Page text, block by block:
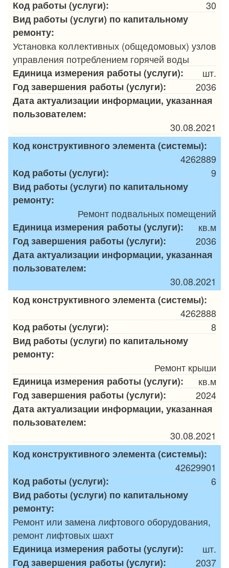
Код работы (услуги):
30
Вид работы (услуги) по капитальному
ремонту:
Установка коллективных (общедомовых) узлов
управления потреблением горячей воды
Единица измерения работы (услуги):
шт.
Год завершения работы (услуги):
2036
Дата актуализации информации, указанная
пользователем:
30.08.2021
Код конструктивного элемента (системы):
4262889
Код работы (услуги):
9
Вид работы (услуги) по капитальному
ремонту:
Ремонт подвальных помещений
Единица измерения работы (услуги):
кв.м
Год завершения работы (услуги):
2036
Дата актуализации информации, указанная
пользователем:
30.08.2021
Код конструктивного элемента (системы):
4262888
Код работы (услуги):
8
Вид работы (услуги) по капитальному
ремонту:
Ремонт крыши
Единица измерения работы (услуги):
кв.м
Год завершения работы (услуги):
2024
Дата актуализации информации, указанная
пользователем:
30.08.2021
Код конструктивного элемента (системы):
42629901
Код работы (услуги):
6
Вид работы (услуги) по капитальному
ремонту:
Ремонт или замена лифтового оборудования,
ремонт лифтовых шахт
Единица измерения работы (услуги):
шт.
Год завершения работы (услуги):
2037